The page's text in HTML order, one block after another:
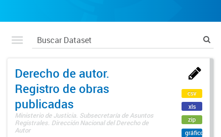
Derecho de autor.
Registro de obras
publicadas
Ministerio de Justicia. Subsecretaría de Asuntos
Registrales. Dirección Nacional del Derecho de
Autor
csv
xls
zip
gráfico